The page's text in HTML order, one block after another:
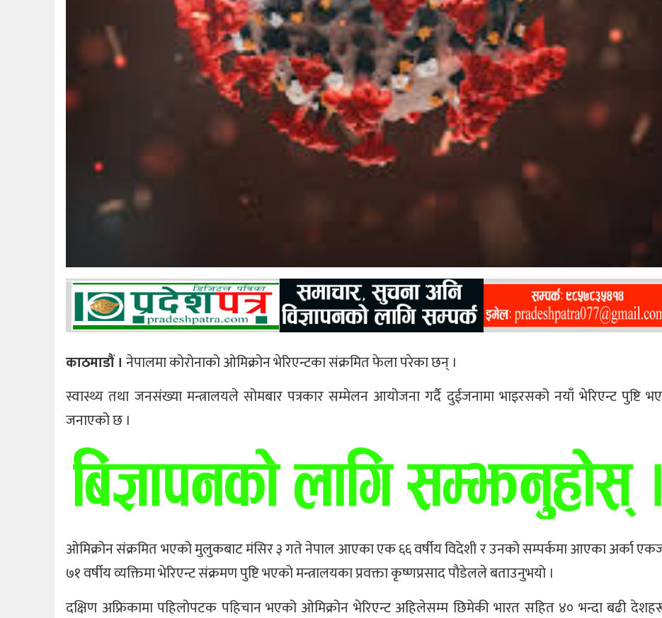
काठमाडौं । नेपालमा कोरोनाको ओमिक्रोन भेरिएन्टका संक्रमित फेला परेका छन् ।
स्वास्थ्य तथा जनसंख्या मन्त्रालयले सोमबार पत्रकार सम्मेलन आयोजना गर्दै दुईजनामा भाइरसको नयाँ भेरिएन्ट पुष्टि
जनाएको छ ।
ओमिक्रोन संक्रमित भएको मुलुकबाट मंसिर ३ गते नेपाल आएका एक ६६ वर्षीय विदेशी र उनको सम्पर्कमा आएका अर्का
७१ वर्षीय व्यक्तिमा भेरिएन्ट संक्रमण पुष्टि भएको मन्त्रालयका प्रवक्ता कृष्णप्रसाद पौडेलले बताउनुभयो ।
दक्षिण अफ्रिकामा पहिलोपटक पहिचान भएको ओमिक्रोन भेरिएन्ट अहिलेसम्म छिमेकी भारत सहित ४० भन्दा बढी